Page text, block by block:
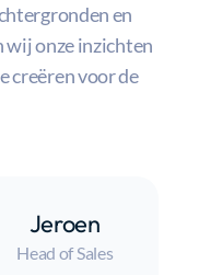
en
wij onze inzichten
creëren voor de
Bartek
Front-end